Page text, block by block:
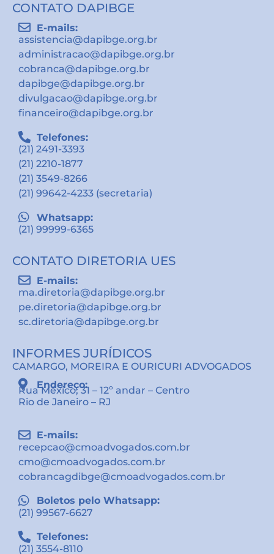
CONTATO DAPIBGE
E-mails:
assistencia@dapibge.org.br
administracao@dapibge.org.br
cobranca@dapibge.org.br
dapibge@dapibge.org.br
divulgacao@dapibge.org.br
financeiro@dapibge.org.br
Telefones:
(21) 2491-3393
(21) 2210-1877
(21) 3549-8266
(21) 99642-4233 (secretaria)
Whatsapp:
(21) 99999-6365
CONTATO DIRETORIA UES
E-mails:
ma.diretoria@dapibge.org.br
pe.diretoria@dapibge.org.br
sc.diretoria@dapibge.org.br
INFORMES JURÍDICOS
CAMARGO, MOREIRA E OURICURI ADVOGADOS
Endereço:
Rua México, 31 – 12º andar – Centro
Rio de Janeiro – RJ
E-mails:
recepcao@cmoadvogados.com.br
cmo@cmoadvogados.com.br
cobrancagdibge@cmoadvogados.com.br
Boletos pelo Whatsapp:
(21) 99567-6627
Telefones:
(21) 3554-8110